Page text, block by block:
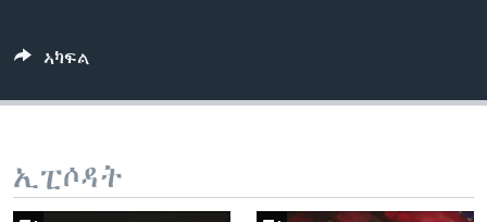
ኣካፍል
ኢፒሶዳት